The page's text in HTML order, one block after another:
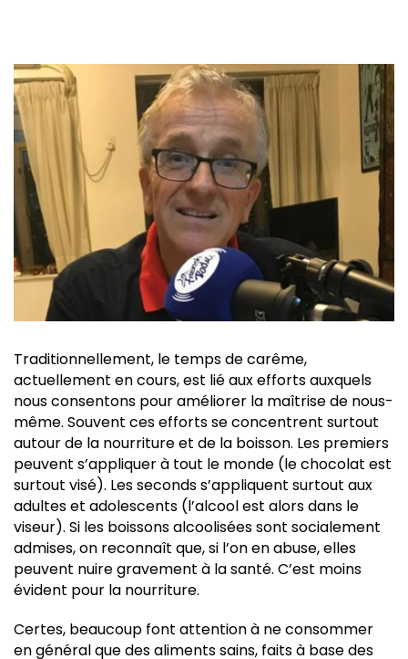
Traditionnellement, le temps de carême,
actuellement en cours, est lié aux efforts auxquels
nous consentons pour améliorer la maîtrise de nous-
même. Souvent ces efforts se concentrent surtout
autour de la nourriture et de la boisson. Les premiers
peuvent s’appliquer à tout le monde (le chocolat est
surtout visé). Les seconds s’appliquent surtout aux
adultes et adolescents (l’alcool est alors dans le
viseur). Si les boissons alcoolisées sont socialement
admises, on reconnaît que, si l’on en abuse, elles
peuvent nuire gravement à la santé. C’est moins
évident pour la nourriture.
Certes, beaucoup font attention à ne consommer
en général que des aliments sains, faits à base des